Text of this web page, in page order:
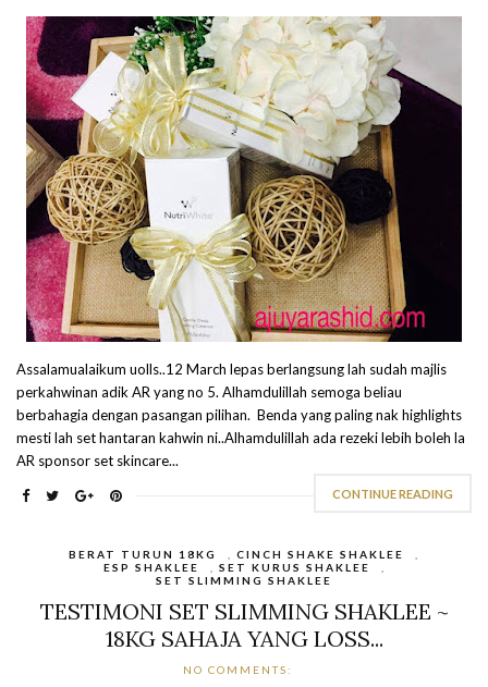
Assalamualaikum uolls..12 March lepas berlangsung lah sudah majlis
perkahwinan adik AR yang no 5. Alhamdulillah semoga beliau
berbahagia dengan pasangan pilihan. Benda yang paling nak highlights
mesti lah set hantaran kahwin ni..Alhamdulillah ada rezeki lebih boleh la
AR sponsor set skincare...
CONTINUE READING
BERAT TURUN 18KG CINCH SHAKE SHAKLEE
ESP SHAKLEE
SET KURUS SHAKLEE
SET SLIMMING SHAKLEE
TESTIMONI SET SLIMMING SHAKLEE ~
18KG SAHAJA YANG LOSS...
NO COMMENTS: